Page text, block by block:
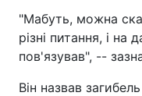
"Мабуть, можна
різні питання, і на
пов'язував", --
Він назвав